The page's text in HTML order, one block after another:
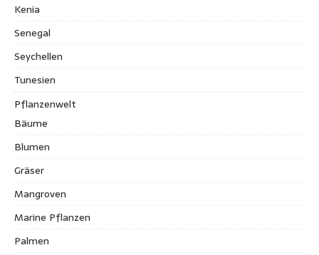
Kenia
Senegal
Seychellen
Tunesien
Pflanzenwelt
Bäume
Blumen
Gräser
Mangroven
Marine Pflanzen
Palmen